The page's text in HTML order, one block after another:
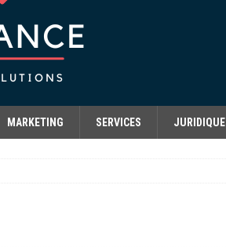
MARKETING SERVICES JURIDIQUE